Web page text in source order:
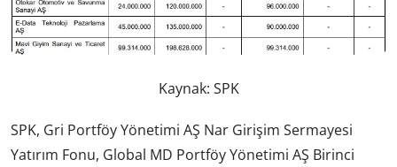
Kaynak: SPK
SPK, Gri Portföy Yönetimi AŞ Nar Girişim Sermayesi
Yatırım Fonu, Global MD Portföy Yönetimi AŞ Birinci